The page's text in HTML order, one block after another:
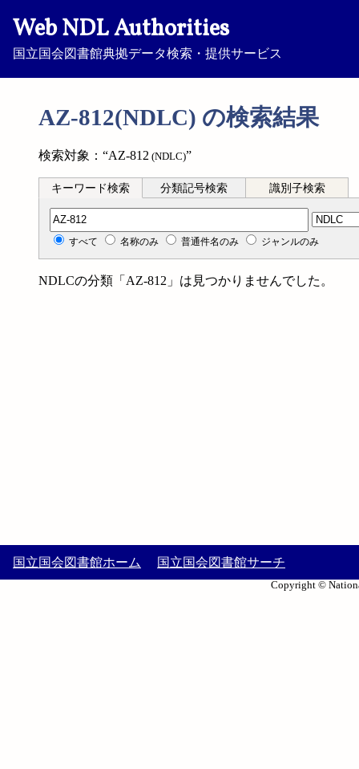
Web NDL Authorities
国立国会図書館典拠データ検索・提供サービス
AZ-812(NDLC) の検索結果
検索対象：“AZ-812 (NDLC)”
キーワード検索 分類記号検索 識別子検索
分類記号検索
すべて 名称のみ 普通件名のみ ジャンルのみ
NDLCの分類「AZ-812」は見つかりませんでした。
国立国会図書館ホーム 国立国会図書館サーチ
Copyright ©